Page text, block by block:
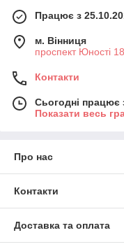
Працює з
м. Вінниця
проспект Юності
Контакти
Сьогодні працює
Показати весь
Про нас
Контакти
Доставка та оплата